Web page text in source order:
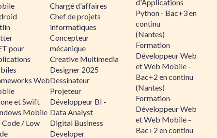
pour
Web
et Swift
Mobile
/ Low
Chargé d'affaires
Chef de projets
informatiques
Concepteur
mécanique
Creative Multimedia
Designer 2025
Dessinateur
Projeteur
Développeur BI -
Data Analyst
Digital Business
Developer
d'Applications
Python - Bac+3 en
continu
(Nantes)
Formation
Développeur Web
et Web Mobile –
Bac+2 en continu
(Nantes)
Formation
Développeur Web
et Web Mobile –
Bac+2 en continu